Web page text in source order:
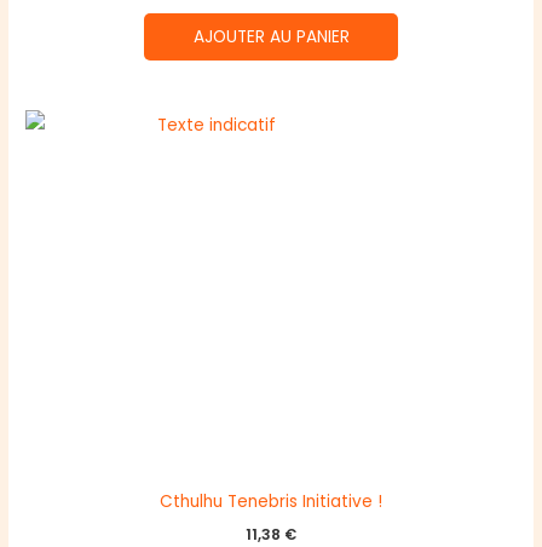
AJOUTER AU PANIER
Cthulhu Tenebris Initiative !
11,38 €